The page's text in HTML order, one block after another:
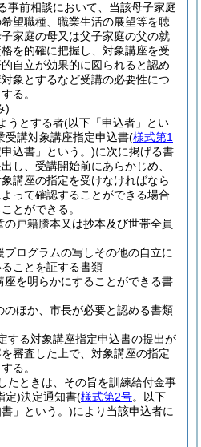
事前相談において、当該母子家庭
望職種、職業生活の展望等を聴
家庭の母又は父子家庭の父の就
を的確に把握し、対象講座を受
自立が効果的に図られると認め
象とするなど受講の必要性につ
る。
)
うとする者(以下「申込者」とい
受講対象講座指定申込書(様式第1
込書」という。)に次に掲げる書
し、受講開始前にあらかじめ、
講座の指定を受けなければなら
って確認することができる場合
とができる。
戸籍謄本又は抄本及び世帯全員
ログラムの写しその他の自立に
ことを証する書類
座を明らかにすることができる書
のほか、市長が必要と認める書類
する対象講座指定申込書の提出が
審査した上で、対象講座の指定
る。
たときは、その旨を訓練給付金事
定)決定通知書(様式第2号。以下
書」という。)により当該申込者に